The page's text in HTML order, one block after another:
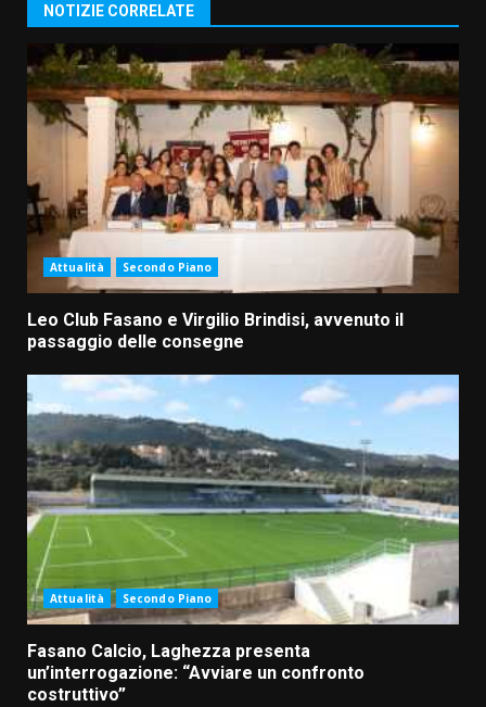
NOTIZIE CORRELATE
Attualità Secondo Piano
Leo Club Fasano e Virgilio Brindisi, avvenuto il
passaggio delle consegne
Attualità Secondo Piano
Fasano Calcio, Laghezza presenta
un’interrogazione: “Avviare un confronto
costruttivo”